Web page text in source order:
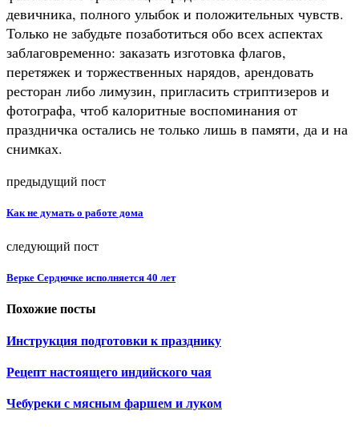
девичника, полного улыбок и положительных чувств.
Только не забудьте позаботиться обо всех аспектах
заблаговременно: заказать изготовка флагов,
перетяжек и торжественных нарядов, арендовать
ресторан либо лимузин, пригласить стриптизеров и
фотографа, чтоб калоритные воспоминания от
праздничка остались не только лишь в памяти, да и на
снимках.
предыдущий пост
Как не думать о работе дома
следующий пост
Верке Сердючке исполняется 40 лет
Похожие посты
Инструкция подготовки к празднику
Рецепт настоящего индийского чая
Чебуреки с мясным фаршем и луком